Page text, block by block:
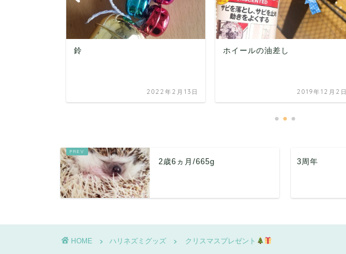
鈴
2022年2月13日
ホイールの油差し
2019年12月2日
2歳6ヵ月/665g 3周年
HOME ハリネズミグッズ クリスマスプレゼント